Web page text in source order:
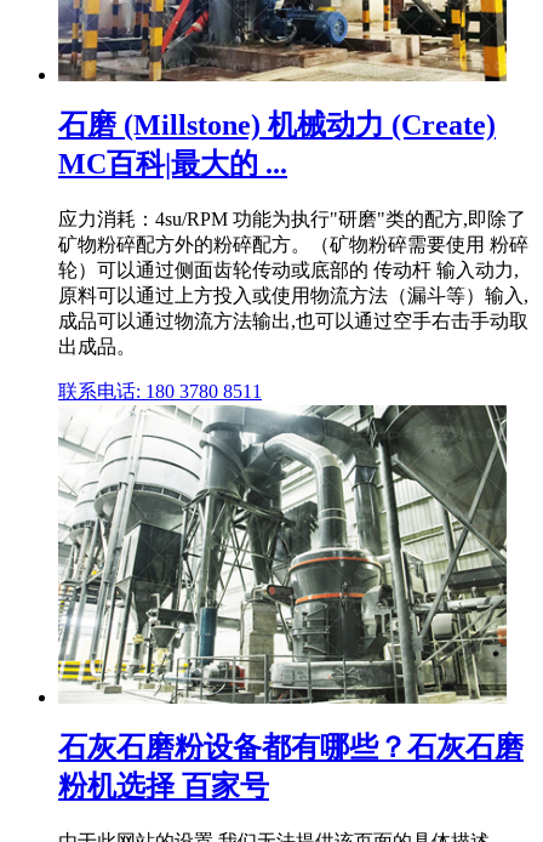
石磨 (Millstone) 机械动力 (Create)
MC百科|最大的 ...
应力消耗：4su/RPM 功能为执行"研磨"类的配方,即除了
矿物粉碎配方外的粉碎配方。（矿物粉碎需要使用 粉碎
轮）可以通过侧面齿轮传动或底部的 传动杆 输入动力,
原料可以通过上方投入或使用物流方法（漏斗等）输入,
成品可以通过物流方法输出,也可以通过空手右击手动取
出成品。
联系电话: 180 3780 8511
石灰石磨粉设备都有哪些？石灰石磨
粉机选择 百家号